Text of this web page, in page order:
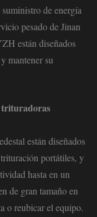
de energía
pesado de Jinan
están diseñados
mantener su
trituradoras
están diseñados
portátiles, y
hasta en un
de gran tamaño en
o reubicar el equipo.